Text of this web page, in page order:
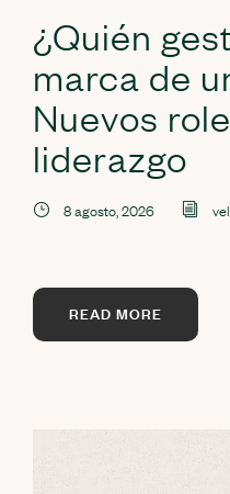
¿Quién
marca de
Nuevos
liderazgo
8 agosto, 2026
READ MORE